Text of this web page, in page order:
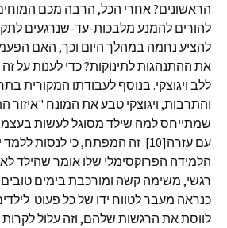
הראשונים? אחרי הכל, הרבה מכם
להורים להמנע מלבכות-עד-שנרגעים
להציע נחמה במהלך היום וכך, האם
את ההתנהגות לתינוקות? כדי לענות על זה
ללב ויגוצקי. בנוסף לעבודתו המקורית
והתרבות, ויגוצקי טבע את המונח
שמתייחס למה שילד מסוגל לעשות בעצמו
עם עזרה[10]. זה המפתח, כי לנסות
הלמידה הפרוקסימלי שלו אומר שהילד לא
רגשי, משימה קשה ומורכבת בימים
כנראה מעבר לטווח ידו של כל פעוט.
לווסת את הרגשות שלהם, וזה עלול לקרות